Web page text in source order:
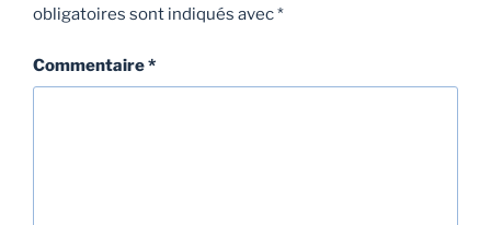
obligatoires sont indiqués avec*
Commentaire*